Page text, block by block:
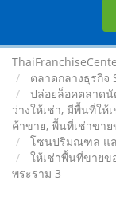
ตลาดกลางธุรกิ
ปล่อยล็อคตลาดนั
ว่างให้เช่า, มีพื้นที่ให้
ค้าขาย, พื้นที่เช่าขาย
โซนปริมณฑล แล
ให้เช่าพื้นที่ขาย
พระราม 3